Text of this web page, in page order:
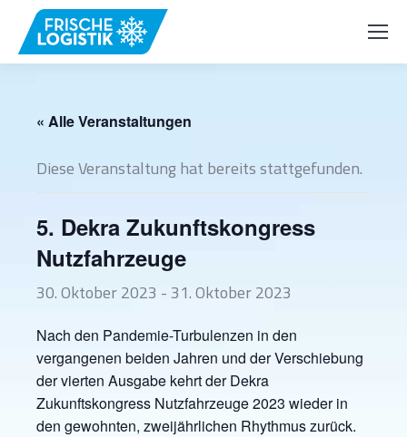
« Alle Veranstaltungen
Diese Veranstaltung hat bereits stattgefunden.
5. Dekra Zukunftskongress
Nutzfahrzeuge
30. Oktober 2023 - 31. Oktober 2023
Nach den Pandemie-Turbulenzen in den
vergangenen beiden Jahren und der Verschiebung
der vierten Ausgabe kehrt der Dekra
Zukunftskongress Nutzfahrzeuge 2023 wieder in
den gewohnten, zweijährlichen Rhythmus zurück.